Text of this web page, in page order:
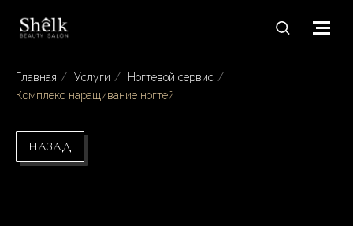
Главная / Услуги / Ногтевой сервис /
Комплекс наращивание ногтей
НАЗАД